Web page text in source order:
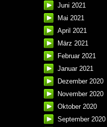
Juni 2021
Mai 2021
April 2021
März 2021
Februar 2021
Januar 2021
Dezember 2020
November 2020
Oktober 2020
September 2020